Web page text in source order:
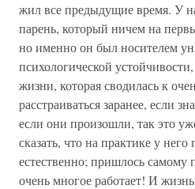
жил все предыдущие время. У
парень, который ничем на
но именно он был носителем
психологической
жизни, которая сводилась к
расстраиваться заранее, если
если они произошли, так это
сказать, что на практике у него
естественно; пришлось самому
очень многое работает! И